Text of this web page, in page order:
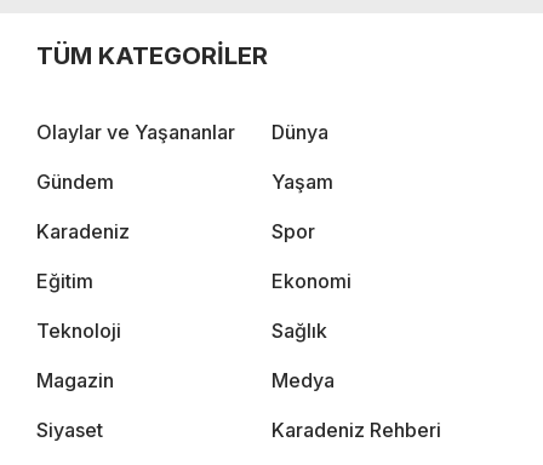
TÜM KATEGORİLER
Olaylar ve Yaşananlar Dünya
Gündem Yaşam
Karadeniz Spor
Eğitim Ekonomi
Teknoloji Sağlık
Magazin Medya
Siyaset Karadeniz Rehberi